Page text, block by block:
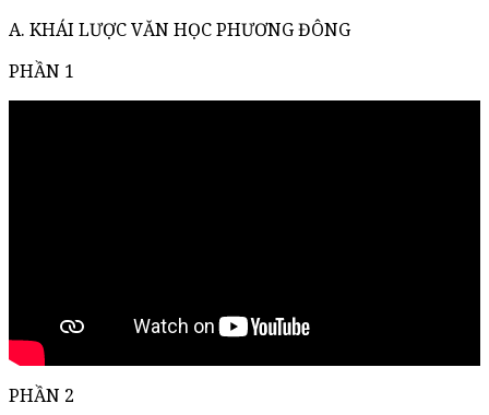
A. KHÁI LƯỢC VĂN HỌC PHƯƠNG ĐÔNG
PHẦN 1
PHẦN 2